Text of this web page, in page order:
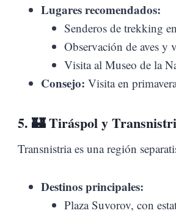
Lugares recomendados:
Senderos de trekking
Observación de aves y
Visita al Museo de la
Consejo: Visita en
5. 🏰Tiráspol y
Transnistria es una región
Destinos principales:
Plaza Suvorov, con